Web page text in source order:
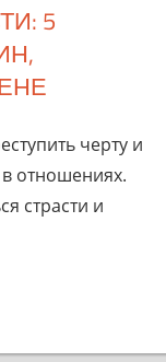
5
черту и
отношениях.
страсти и